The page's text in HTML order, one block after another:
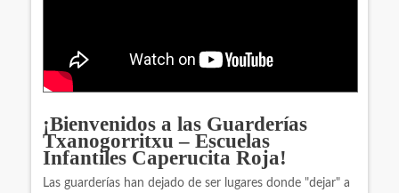
¡Bienvenidos a las Guarderías
Txanogorritxu – Escuelas
Infantiles Caperucita Roja!
Las guarderías han dejado de ser lugares donde "dejar" a